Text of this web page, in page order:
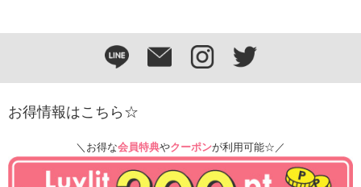
お得情報はこちら☆
＼お得な会員特典やクーポンが利用可能☆／